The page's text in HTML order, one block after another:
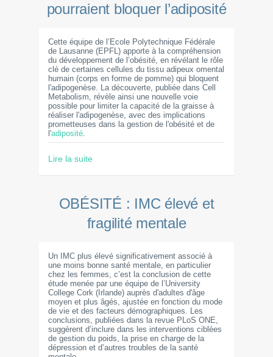
pourraient bloquer l’adiposité
Cette équipe de l’Ecole Polytechnique Fédérale
de Lausanne (EPFL) apporte à la compréhension
du développement de l’obésité, en révélant le rôle
clé de certaines cellules du tissu adipeux omental
humain (corps en forme de pomme) qui bloquent
l'adipogenèse. La découverte, publiée dans Cell
Metabolism, révèle ainsi une nouvelle voie
possible pour limiter la capacité de la graisse à
réaliser l'adipogenèse, avec des implications
prometteuses dans la gestion de l'obésité et de
l'adiposité.
Lire la suite
OBÉSITÉ : IMC élevé et
fragilité mentale
Un IMC plus élevé significativement associé à
une moins bonne santé mentale, en particulier
chez les femmes, c’est la conclusion de cette
étude menée par une équipe de l’University
College Cork (Irlande) auprès d'adultes d'âge
moyen et plus âgés, ajustée en fonction du mode
de vie et des facteurs démographiques. Les
conclusions, publiées dans la revue PLoS ONE,
suggèrent d’inclure dans les interventions ciblées
de gestion du poids, la prise en charge de la
dépression et d’autres troubles de la santé